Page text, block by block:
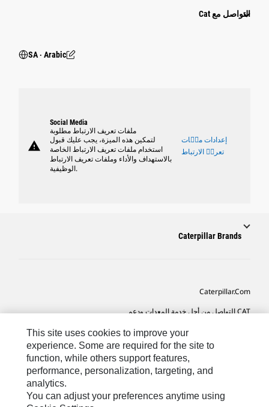
التواصل مع Cat
SA ‧ Arabic
warning
Social Media
ملفات تعريف الارتباط مطلوبة
لتمكين هذه الميزة، يجب عليك قبول
استخدام ملفات تعريف الارتباط الخاصة
بالاستهداف والأداء وملفات تعريف الارتباط
الوظيفية.
إعدادات ملٝات
تعريٝ الارتباط
Caterpillar Brands
Caterpillar.com
CAT التواصل من أجل خدمة المعدات ودعم
تفضيلات التسويق الخاصة بي
خريطة الموقع
Cookie Settings
This site uses cookies to improve your
experience. Some are required for the site to
function, while others support features,
performance, personalization, targeting, and
analytics.
You can adjust your preferences anytime using